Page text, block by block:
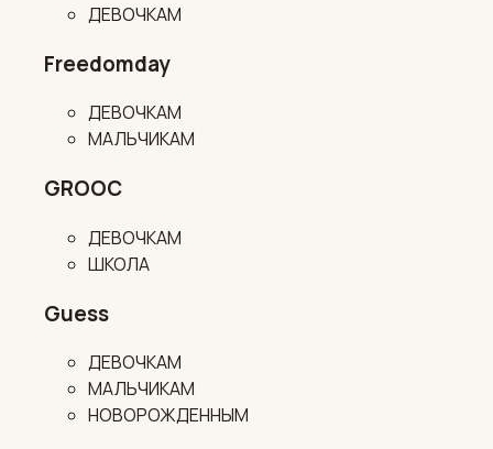
ДЕВОЧКАМ
Freedomday
ДЕВОЧКАМ
МАЛЬЧИКАМ
GROOC
ДЕВОЧКАМ
ШКОЛА
Guess
ДЕВОЧКАМ
МАЛЬЧИКАМ
НОВОРОЖДЕННЫМ